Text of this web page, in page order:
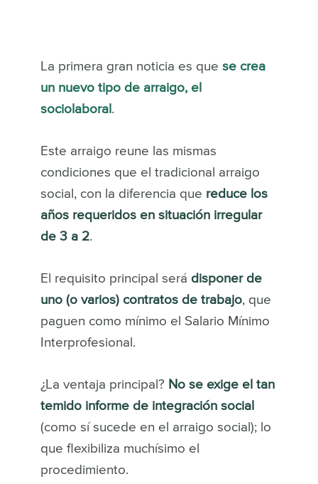
La primera gran noticia es que se crea
un nuevo tipo de arraigo, el
sociolaboral .
Este arraigo reune las mismas
condiciones que el tradicional arraigo
social, con la diferencia que reduce los
años requeridos en situación irregular
de 3 a 2.
El requisito principal será disponer de
uno (o varios) contratos de trabajo, que
paguen como mínimo el Salario Mínimo
Interprofesional.
¿La ventaja principal? No se exige el tan
temido informe de integración social
(como sí sucede en el arraigo social); lo
que flexibiliza muchísimo el
procedimiento.